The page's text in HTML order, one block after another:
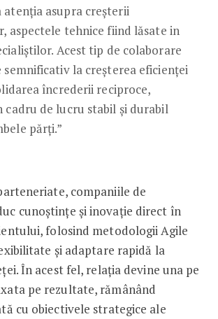
atenția asupra creșterii
aspectele tehnice fiind lăsate in
Acest tip de colaborare
la creșterea eficienței
încrederii reciproce,
cadru de lucru stabil și durabil
părți.”
companiile de
cunoștințe și inovație direct în
folosind metodologii Agile
și adaptare rapidă la
În acest fel, relația devine una pe
pe rezultate, rămânând
cu obiectivele strategice ale